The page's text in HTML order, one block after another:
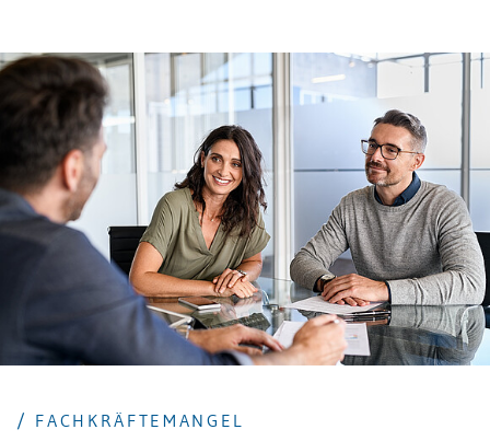
schlecht finden. Aber es ändert nichts an dem
Umstand, dass Ziele im «Mehr» und nicht im
«Weniger» liegen. Das, was erreicht wurde, muss bzw.
sollte im Folgejahr übertroffen werden. Wir können
also festhalten, dass Unternehmen wachsen möchten.
Zumindest aber muss der wirtschaftliche Status quo
gehalten werden. Dafür brauchen Organisationen
Menschen – zumindest derzeit noch. Doch es herrscht
Arbeitskräftemangel.
/ FACHKRÄFTEMANGEL